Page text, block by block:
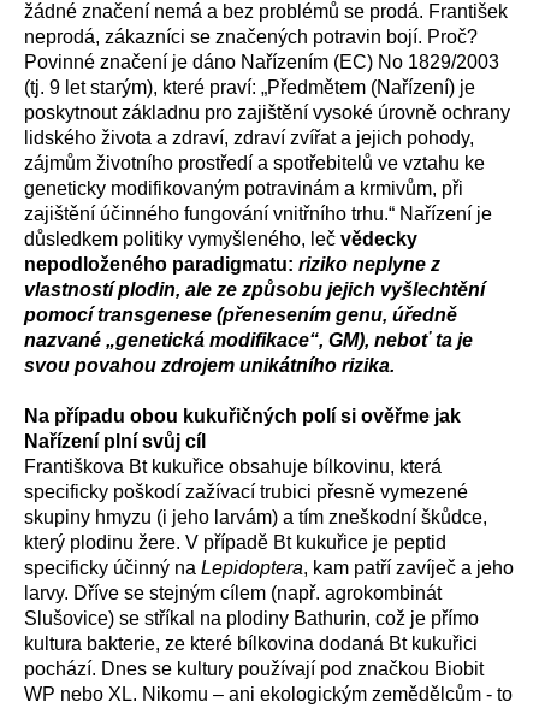
žádné značení nemá a bez problémů se prodá. František
neprodá, zákazníci se značených potravin bojí. Proč?
Povinné značení je dáno Nařízením (EC) No 1829/2003
(tj. 9 let starým), které praví: „Předmětem (Nařízení) je
poskytnout základnu pro zajištění vysoké úrovně ochrany
lidského života a zdraví, zdraví zvířat a jejich pohody,
zájmům životního prostředí a spotřebitelů ve vztahu ke
geneticky modifikovaným potravinám a krmivům, při
zajištění účinného fungování vnitřního trhu.“ Nařízení je
důsledkem politiky vymyšleného, leč vědecky
nepodloženého paradigmatu: riziko neplyne z
vlastností plodin, ale ze způsobu jejich vyšlechtění
pomocí transgenese (přenesením genu, úředně
nazvané „genetická modifikace“, GM), neboť ta je
svou povahou zdrojem unikátního rizika.
Na případu obou kukuřičných polí si ověřme jak
Nařízení plní svůj cíl
Františkova Bt kukuřice obsahuje bílkovinu, která
specificky poškodí zažívací trubici přesně vymezené
skupiny hmyzu (i jeho larvám) a tím zneškodní škůdce,
který plodinu žere. V případě Bt kukuřice je peptid
specificky účinný na Lepidoptera, kam patří zavíječ a jeho
larvy. Dříve se stejným cílem (např. agrokombinát
Slušovice) se stříkal na plodiny Bathurin, což je přímo
kultura bakterie, ze které bílkovina dodaná Bt kukuřici
pochází. Dnes se kultury používají pod značkou Biobit
WP nebo XL. Nikomu – ani ekologickým zemědělcům - to